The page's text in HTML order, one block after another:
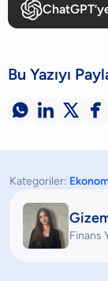
Bu Yazıyı
   
Kategoriler:
Finans